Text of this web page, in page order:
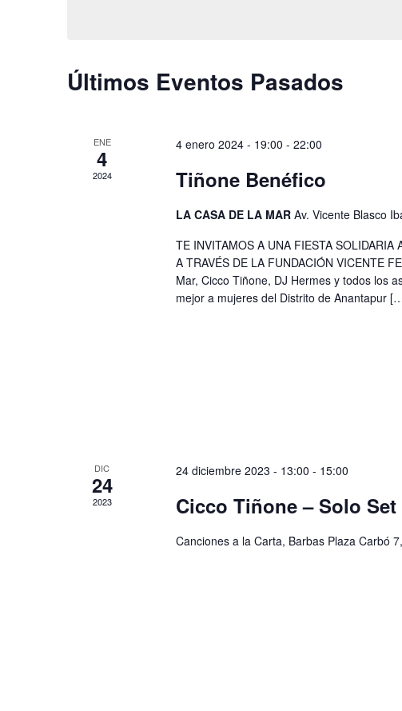
Últimos Eventos Pasados
ENE
4
2024
4 enero 2024 - 19:00 - 22:00
Tiñone Benéfico
LA CASA DE LA MAR Av. Vicente Blasco
TE INVITAMOS A UNA FIESTA
A TRAVÉS DE LA FUNDACIÓN VICENTE
Mar, Cicco Tiñone, DJ Hermes y todos los
mejor a mujeres del Distrito de Anantapur
DIC
24
2023
24 diciembre 2023 - 13:00 - 15:00
Cicco Tiñone – Solo Set
Canciones a la Carta, Barbas Plaza Carbó